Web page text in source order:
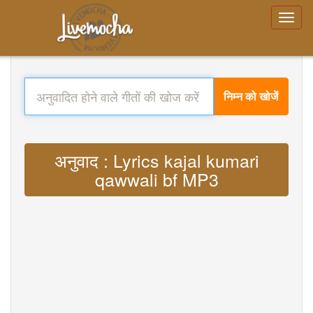
निम्न को खोजें
अनुवाद : Lyrics kajal kumari
qawwali bf MP3